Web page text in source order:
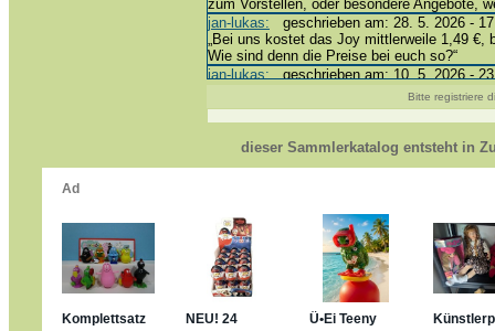
zum Vorstellen, oder besondere Angebote,
jan-lukas: geschrieben am: 28. 5. 2026 -
„Bei uns kostet das Joy mittlerweile 1,49 €,
Wie sind denn die Preise bei euch so?“
jan-lukas:geschrieben am: 10. 5. 2026 -
Bonsaipanther:geschrieben am: 10. 5.
@ Harald
https://www.ue-ei-portal-
Dein Enkel sollte zur Strafe die nächsten 3
Für die Figuren VC307, 310, 318 und 326
mein Enkel hat die leider weggeworfen
jan-lukas:
geschrieben am: 29. 4. 2026 -
https://www.ferrero-
sammelspass.de/einladung/
jan-lukas:
geschrieben am: 28. 4. 2026 -
stimmt, jetzt fällt es mir auch ein
Bitte registriere
dieser Sammlerkatalog entsteht in